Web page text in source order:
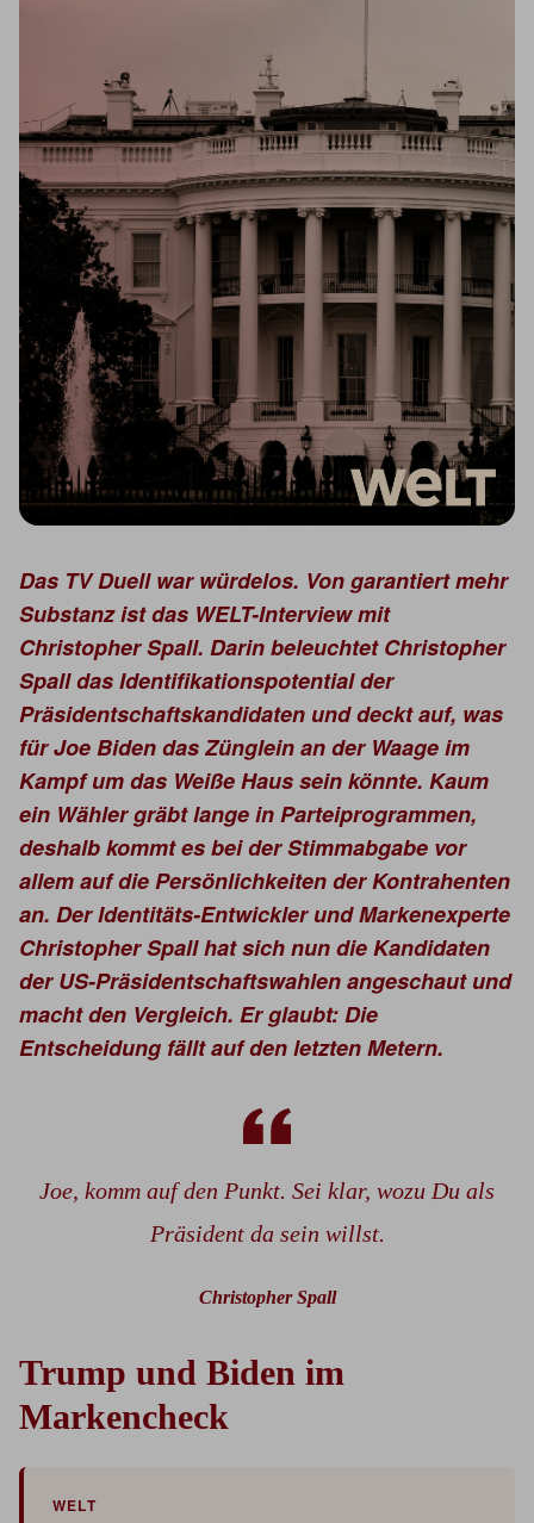
Das TV Duell war würdelos. Von garantiert mehr
Substanz ist das WELT-Interview mit
Christopher Spall. Darin beleuchtet Christopher
Spall das Identifikationspotential der
Präsidentschaftskandidaten und deckt auf, was
für Joe Biden das Zünglein an der Waage im
Kampf um das Weiße Haus sein könnte. Kaum
ein Wähler gräbt lange in Parteiprogrammen,
deshalb kommt es bei der Stimmabgabe vor
allem auf die Persönlichkeiten der Kontrahenten
an. Der Identitäts-Entwickler und Markenexperte
Christopher Spall hat sich nun die Kandidaten
der US-Präsidentschaftswahlen angeschaut und
macht den Vergleich. Er glaubt: Die
Entscheidung fällt auf den letzten Metern.
Joe, komm auf den Punkt. Sei klar, wozu Du als
Präsident da sein willst.
Christopher Spall
Trump und Biden im
Markencheck